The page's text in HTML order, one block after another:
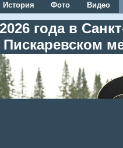
История Фото Видео
года в
Пискаревском